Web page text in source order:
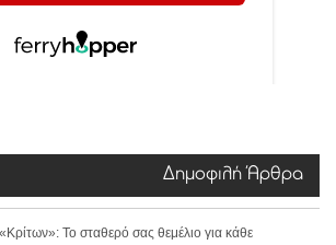
Δημοφιλή Άρθρα
«Κρίτων»: Το σταθερό σας θεμέλιο για κάθε